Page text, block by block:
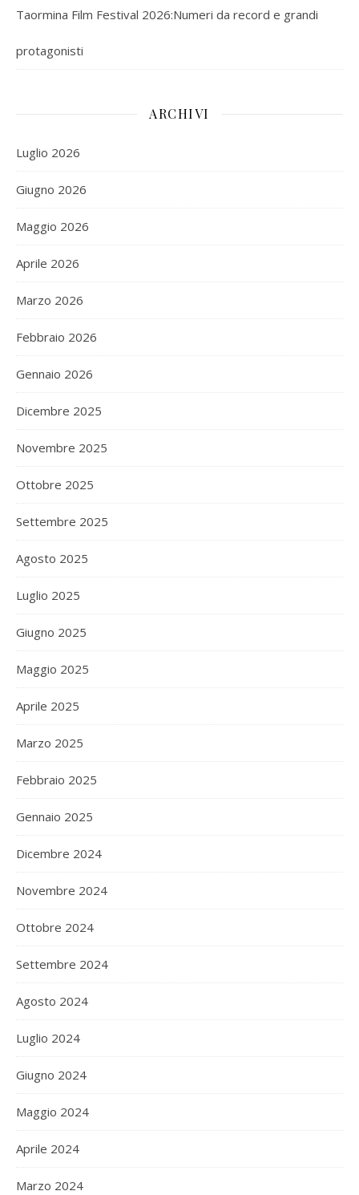
Taormina Film Festival 2026:Numeri da record e grandi
protagonisti
ARCHIVI
Luglio 2026
Giugno 2026
Maggio 2026
Aprile 2026
Marzo 2026
Febbraio 2026
Gennaio 2026
Dicembre 2025
Novembre 2025
Ottobre 2025
Settembre 2025
Agosto 2025
Luglio 2025
Giugno 2025
Maggio 2025
Aprile 2025
Marzo 2025
Febbraio 2025
Gennaio 2025
Dicembre 2024
Novembre 2024
Ottobre 2024
Settembre 2024
Agosto 2024
Luglio 2024
Giugno 2024
Maggio 2024
Aprile 2024
Marzo 2024